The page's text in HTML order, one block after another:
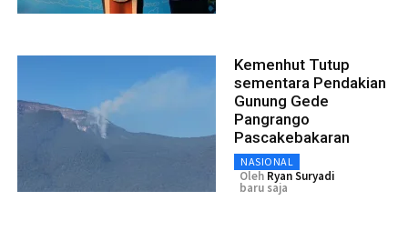
Kemenhut Tutup
sementara Pendakian
Gunung Gede
Pangrango
Pascakebakaran
NASIONAL
Oleh Ryan Suryadi
baru saja